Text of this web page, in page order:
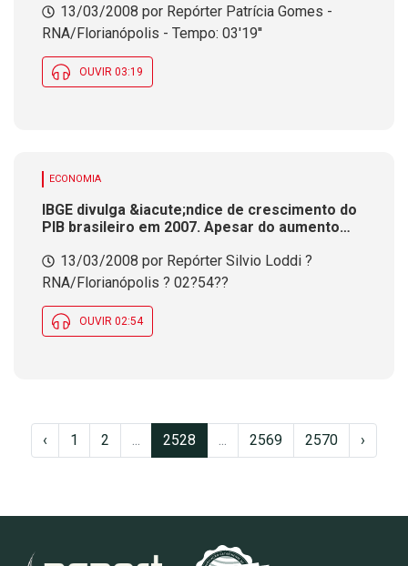
vai entrar na Justi&ccedil;a contra greve dos
professores e descontar os dias parados
13/03/2008 por Repórter Patrícia Gomes -
RNA/Florianópolis - Tempo: 03'19''
OUVIR 03:19
ECONOMIA
IBGE divulga &iacute;ndice de crescimento do
PIB brasileiro em 2007. Apesar do aumento
pa&iacute;ses emergentes
13/03/2008 por Repórter Silvio Loddi ?
RNA/Florianópolis ? 02?54??
OUVIR 02:54
‹ 1 2 ... 2528 ... 2569 2570 ›